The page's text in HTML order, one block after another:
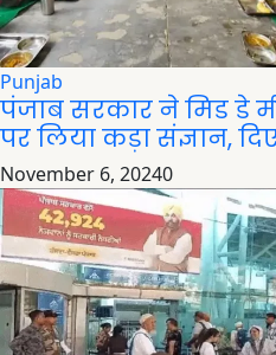
Punjab
पंजाब सरकार ने मिड डे
पर लिया कड़ा संज्ञान,
November 6, 20240